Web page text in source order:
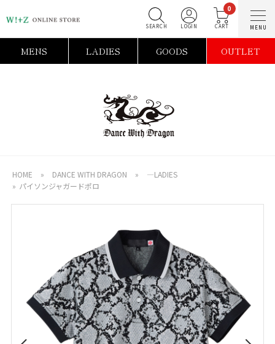
0
MENS LADIES GOODS OUTLET
HOME » DANCE WITH DRAGON »
―LADIES
» パイソンジャガードポロ